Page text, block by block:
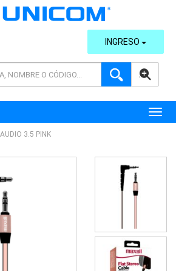
AVANZADA
INGRESO
3.5 PINK